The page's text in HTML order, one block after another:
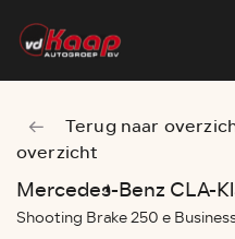
Home
Aanbod
Contact
Terug naar
overzicht
Mercedes-Benz CLA-
Shooting Brake 250 e